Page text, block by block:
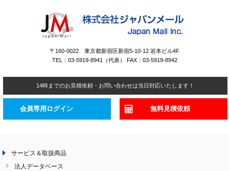
〒160-0022 東京都新宿区新宿5-10-12 岩本ビル4F
TEL：03-5919-8941（代表） FAX：03-5919-8942
14時までのお見積依頼・お問い合わせは当日対応いたします！
会員専用ログイン 無料見積依頼
サービス＆取扱商品
法人データベース